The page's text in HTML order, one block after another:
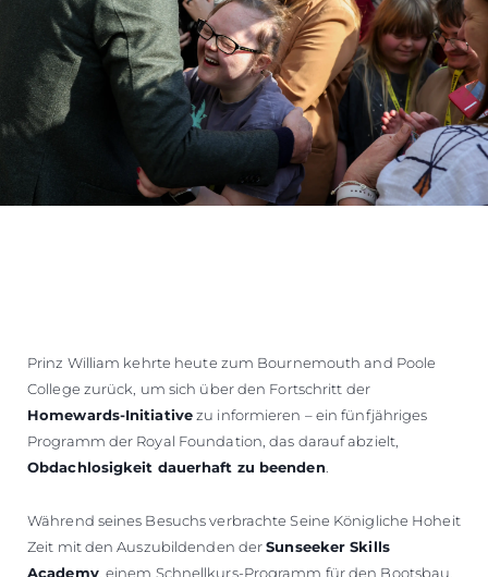
Prinz William kehrte heute zum Bournemouth and Poole
College zurück, um sich über den Fortschritt der
Homewards-Initiativezu informieren – ein fünfjähriges
Programm der Royal Foundation, das darauf abzielt,
Obdachlosigkeit dauerhaft zu beenden
Während seines Besuchs verbrachte Seine Königliche Hoheit
Zeit mit den Auszubildenden derSunseeker Skills
Academy, einem Schnellkurs-Programm für den Bootsbau,